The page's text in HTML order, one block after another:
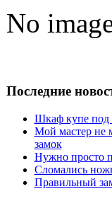
No
Последние
Шкаф купе под
Мой мастер не
замок
Нужно просто
Сломались
Правильный